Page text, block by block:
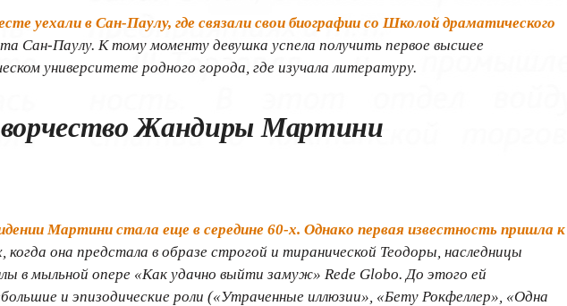
уехали в Сан-Паулу, где связали свои биографии со Школой драматического
Сан-Паулу. К тому моменту девушка успела получить первое высшее
университете родного города, где изучала литературу.
Жандиры Мартини
Мартини стала еще в середине 60-х. Однако первая известность пришла к
когда она предстала в образе строгой и тиранической Теодоры, наследницы
в мыльной опере «Как удачно выйти замуж» Rede Globo. До этого ей
и эпизодические роли («Утраченные иллюзии», «Бету Рокфеллер», «Одна